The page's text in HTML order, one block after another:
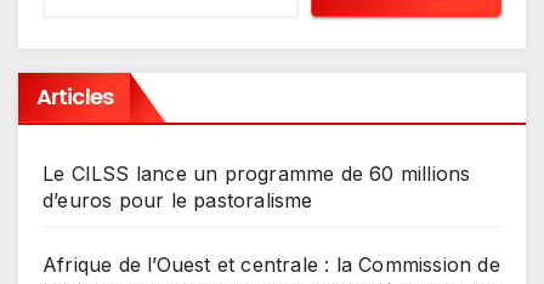
Articles
Le CILSS lance un programme de 60 millions
d’euros pour le pastoralisme
Afrique de l’Ouest et centrale : la Commission de